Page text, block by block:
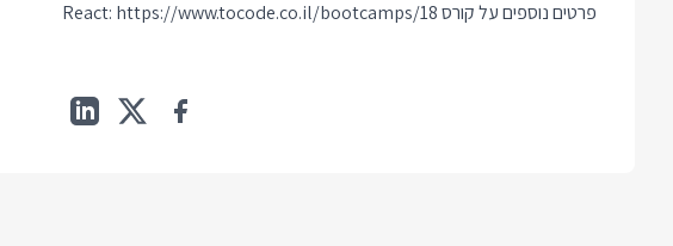
פרטים נוספים על קורס React:https://www.tocode.co.il/bootcamps/18